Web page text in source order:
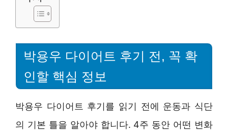
박용우 다이어트 후기 전, 꼭 확
인할 핵심 정보
박용우 다이어트 후기를 읽기 전에 운동과 식단
의 기본 틀을 알아야 합니다. 4주 동안 어떤 변화